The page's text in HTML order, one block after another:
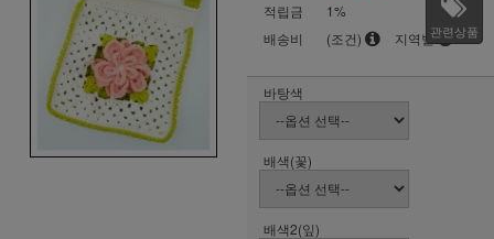
적립금
1%
배송비
(조건) 지역별관련상품
바탕색
배색(꽃)
배색2(잎)